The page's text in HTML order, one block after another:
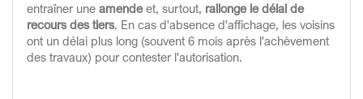
entraîner une amendeet, surtout, rallonge le délai de
recours des tiers. En cas d'absence d'affichage, les voisins
ont un délai plus long (souvent 6 mois après l'achèvement
des travaux) pour contester l'autorisation.